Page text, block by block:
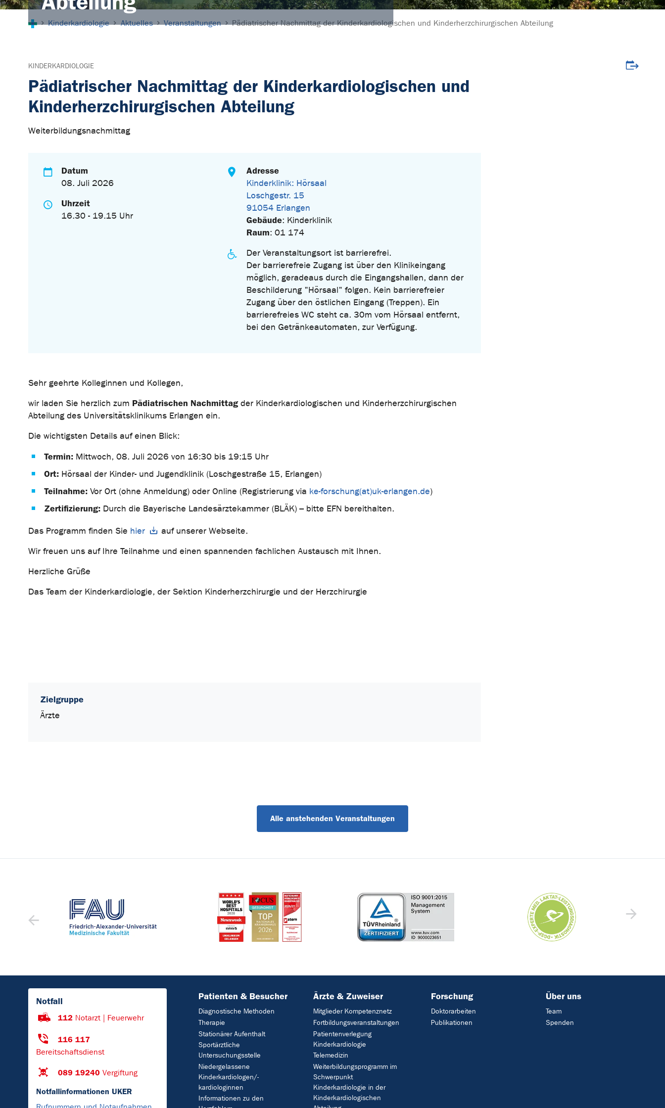
Kinderkardiologie Aktuelles Veranstaltungen Pädiatrischer Nachmittag der Kinderkardiologischen und Kinderherzchirurgischen Abteilung
KINDERKARDIOLOGIE
Pädiatrischer Nachmittag der Kinderkardiologischen und
Kinderherzchirurgischen Abteilung
Weiterbildungsnachmittag
Datum
08. Juli 2026
Uhrzeit
16.30 - 19.15 Uhr
Adresse
Kinderklinik: Hörsaal
Loschgestr. 15
91054 Erlangen
Gebäude: Kinderklinik
Raum: 01 174
Der Veranstaltungsort ist barrierefrei.
Der barrierefreie Zugang ist über den Klinikeingang
möglich, geradeaus durch die Eingangshallen, dann der
Beschilderung "Hörsaal" folgen. Kein barrierefreier
Zugang über den östlichen Eingang (Treppen). Ein
barrierefreies WC steht ca. 30m vom Hörsaal entfernt,
bei den Getränkeautomaten, zur Verfügung.
Sehr geehrte Kolleginnen und Kollegen,
wir laden Sie herzlich zum Pädiatrischen Nachmittagder Kinderkardiologischen und Kinderherzchirurgischen
Abteilung des Universitätsklinikums Erlangen ein.
Die wichtigsten Details auf einen Blick:
Termin: Mittwoch, 08. Juli 2026 von 16:30 bis 19:15 Uhr
Ort: Hörsaal der Kinder- und Jugendklinik (Loschgestraße 15, Erlangen)
Teilnahme: Vor Ort (ohne Anmeldung) oder Online (Registrierung via ke-forschung(at)uk-erlangen.de)
Zertifizierung: Durch die Bayerische Landesärztekammer (BLÄK) – bitte EFN bereithalten.
Das Programm finden Sie hier
auf unserer Webseite.
Wir freuen uns auf Ihre Teilnahme und einen spannenden fachlichen Austausch mit Ihnen.
Herzliche Grüße
Das Team der Kinderkardiologie, der Sektion Kinderherzchirurgie und der Herzchirurgie
Zielgruppe
Ärzte
Alle anstehenden Veranstaltungen
Notfall
112 Notarzt | Feuerwehr
116 117
Bereitschaftsdienst
089 19240 Vergiftung
Notfallinformationen UKER
Patienten & Besucher
Diagnostische Methoden
Therapie
Stationärer Aufenthalt
Sportärztliche
Untersuchungsstelle
Niedergelassene
Kinderkardiologen/-
kardiologinnen
Informationen zu den
Ärzte & Zuweiser
Mitglieder Kompetenznetz
Fortbildungsveranstaltungen
Patientenverlegung
Kinderkardiologie
Telemedizin
Weiterbildungsprogramm im
Schwerpunkt
Kinderkardiologie in der
Kinderkardiologischen
Forschung
Doktorarbeiten
Publikationen
Über uns
Team
Spenden